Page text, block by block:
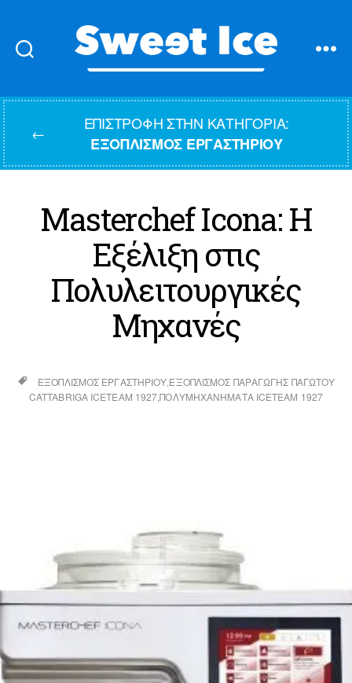
Ice
←
ΕΠΙΣΤΡΟΦΉ ΣΤΗΝ ΚΑΤΗΓΟΡΊΑ:
ΕΞΟΠΛΙΣΜΌΣ ΕΡΓΑΣΤΗΡΊΟΥ
Masterchef Icona: Η
Εξέλιξη στις
Πολυλειτουργικές
Μηχανές
ΕΞΟΠΛΙΣΜΌΣ ΕΡΓΑΣΤΗΡΊΟΥ ΕΞΟΠΛΙΣΜΌΣ ΠΑΡΑΓΩΓΉΣ ΠΑΓΩΤΟΎ
CATTABRIGA ICETEAM 1927ΠΟΛΥΜΗΧΑΝΉΜΑΤΑ ICETEAM 1927